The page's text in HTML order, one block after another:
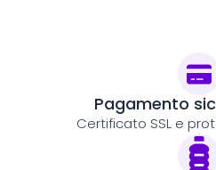
Pagamento
Certificato SSL e